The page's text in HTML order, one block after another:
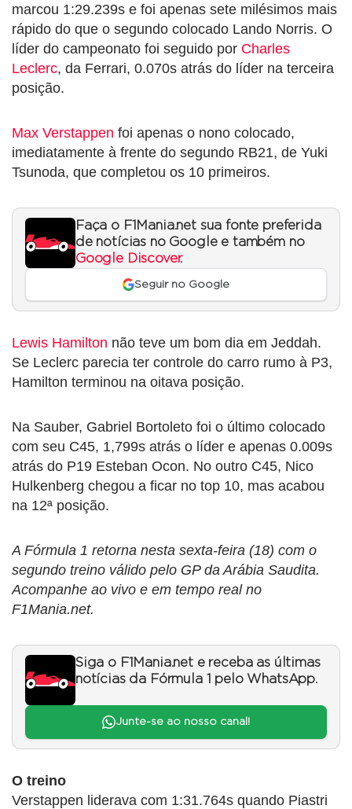
marcou 1:29.239s e foi apenas sete milésimos mais
rápido do que o segundo colocado Lando Norris. O
líder do campeonato foi seguido por Charles
Leclerc, da Ferrari, 0.070s atrás do líder na terceira
posição.
Max Verstappen foi apenas o nono colocado,
imediatamente à frente do segundo RB21, de Yuki
Tsunoda, que completou os 10 primeiros.
Faça o F1Mania.net sua fonte preferida
de notícias no Google e também no
Google Discover.
Seguir no Google
Lewis Hamilton não teve um bom dia em Jeddah.
Se Leclerc parecia ter controle do carro rumo à P3,
Hamilton terminou na oitava posição.
Na Sauber, Gabriel Bortoleto foi o último colocado
com seu C45, 1,799s atrás o líder e apenas 0.009s
atrás do P19 Esteban Ocon. No outro C45, Nico
Hulkenberg chegou a ficar no top 10, mas acabou
na 12ª posição.
A Fórmula 1 retorna nesta sexta-feira (18) com o
segundo treino válido pelo GP da Arábia Saudita.
Acompanhe ao vivo e em tempo real no
F1Mania.net.
Siga o F1Mania.net e receba as últimas
notícias da Fórmula 1 pelo WhatsApp.
Junte-se ao nosso canal!
O treino
Verstappen liderava com 1:31.764s quando Piastri